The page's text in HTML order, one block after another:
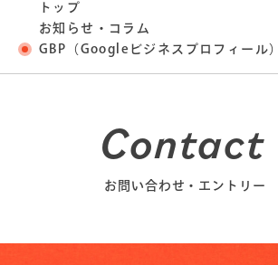
トップ
お知らせ・コラム
GBP（Googleビジネスプロフィール）
Contact
お問い合わせ・エントリー